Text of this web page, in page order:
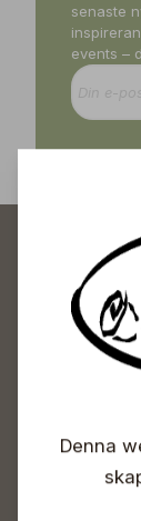
senaste
events –
Lördagar 09-16
Söndagar
Denna